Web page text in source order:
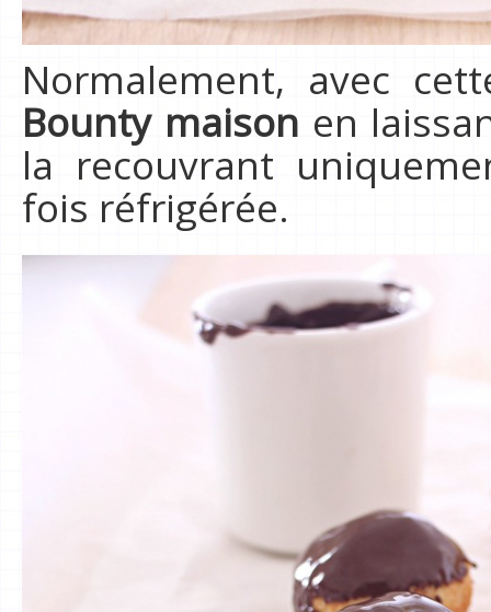
Normalement, avec
Bounty maison en
la recouvrant
fois réfrigérée.